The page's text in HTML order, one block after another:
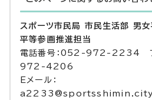
スポーツ市民局 市民生活部 男
平等参画推進担当
電話番号：052-972-2234 フ
972-4206
Eメール：